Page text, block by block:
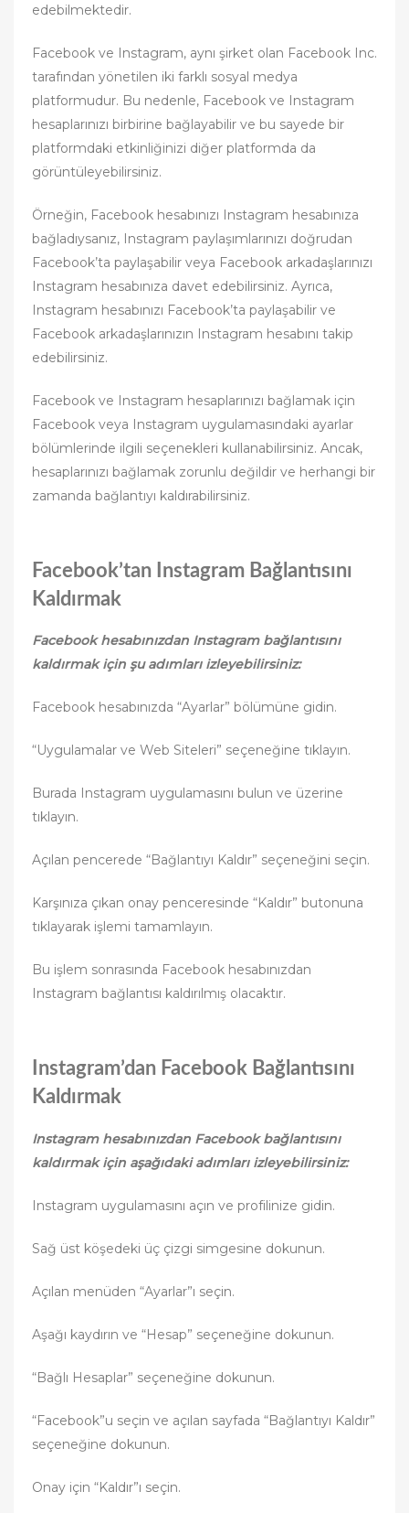
edebilmektedir.
Facebook ve Instagram, aynı şirket olan Facebook Inc.
tarafından yönetilen iki farklı sosyal medya
platformudur. Bu nedenle, Facebook ve Instagram
hesaplarınızı birbirine bağlayabilir ve bu sayede bir
platformdaki etkinliğinizi diğer platformda da
görüntüleyebilirsiniz.
Örneğin, Facebook hesabınızı Instagram hesabınıza
bağladıysanız, Instagram paylaşımlarınızı doğrudan
Facebook’ta paylaşabilir veya Facebook arkadaşlarınızı
Instagram hesabınıza davet edebilirsiniz. Ayrıca,
Instagram hesabınızı Facebook’ta paylaşabilir ve
Facebook arkadaşlarınızın Instagram hesabını takip
edebilirsiniz.
Facebook ve Instagram hesaplarınızı bağlamak için
Facebook veya Instagram uygulamasındaki ayarlar
bölümlerinde ilgili seçenekleri kullanabilirsiniz. Ancak,
hesaplarınızı bağlamak zorunlu değildir ve herhangi bir
zamanda bağlantıyı kaldırabilirsiniz.
Facebook’tan Instagram Bağlantısını
Kaldırmak
Facebook hesabınızdan Instagram bağlantısını
kaldırmak için şu adımları izleyebilirsiniz:
Facebook hesabınızda “Ayarlar” bölümüne gidin.
“Uygulamalar ve Web Siteleri” seçeneğine tıklayın.
Burada Instagram uygulamasını bulun ve üzerine
tıklayın.
Açılan pencerede “Bağlantıyı Kaldır” seçeneğini seçin.
Karşınıza çıkan onay penceresinde “Kaldır” butonuna
tıklayarak işlemi tamamlayın.
Bu işlem sonrasında Facebook hesabınızdan
Instagram bağlantısı kaldırılmış olacaktır.
Instagram’dan Facebook Bağlantısını
Kaldırmak
Instagram hesabınızdan Facebook bağlantısını
kaldırmak için aşağıdaki adımları izleyebilirsiniz:
Instagram uygulamasını açın ve profilinize gidin.
Sağ üst köşedeki üç çizgi simgesine dokunun.
Açılan menüden “Ayarlar”ı seçin.
Aşağı kaydırın ve “Hesap” seçeneğine dokunun.
“Bağlı Hesaplar” seçeneğine dokunun.
“Facebook”u seçin ve açılan sayfada “Bağlantıyı Kaldır”
seçeneğine dokunun.
Onay için “Kaldır”ı seçin.